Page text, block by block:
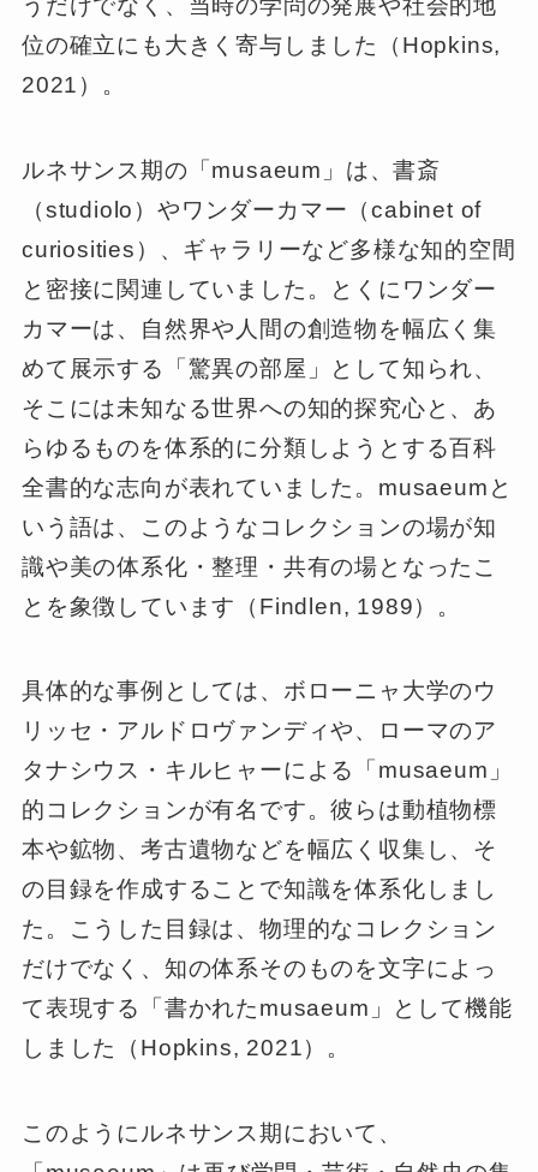
うだけでなく、当時の学問の発展や社会的地
位の確立にも大きく寄与しました（Hopkins,
2021）。
ルネサンス期の「musaeum」は、書斎
（studiolo）やワンダーカマー（cabinet of
curiosities）、ギャラリーなど多様な知的空間
と密接に関連していました。とくにワンダー
カマーは、自然界や人間の創造物を幅広く集
めて展示する「驚異の部屋」として知られ、
そこには未知なる世界への知的探究心と、あ
らゆるものを体系的に分類しようとする百科
全書的な志向が表れていました。musaeumと
いう語は、このようなコレクションの場が知
識や美の体系化・整理・共有の場となったこ
とを象徴しています（Findlen, 1989）。
具体的な事例としては、ボローニャ大学のウ
リッセ・アルドロヴァンディや、ローマのア
タナシウス・キルヒャーによる「musaeum」
的コレクションが有名です。彼らは動植物標
本や鉱物、考古遺物などを幅広く収集し、そ
の目録を作成することで知識を体系化しまし
た。こうした目録は、物理的なコレクション
だけでなく、知の体系そのものを文字によっ
て表現する「書かれたmusaeum」として機能
しました（Hopkins, 2021）。
このようにルネサンス期において、